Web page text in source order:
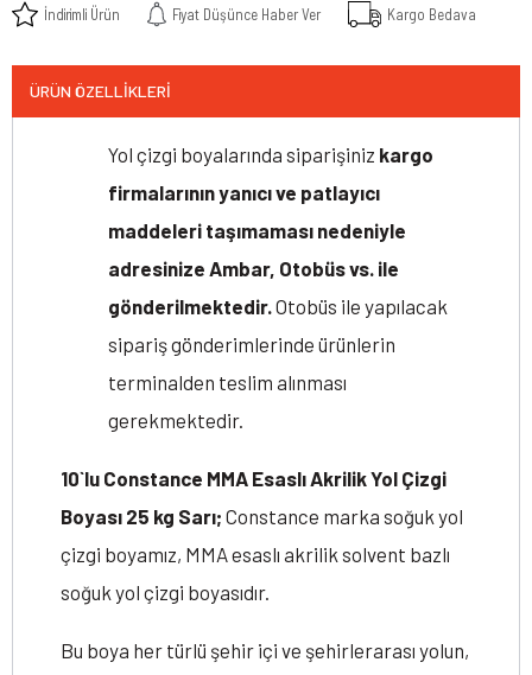
İndirimli Ürün Fiyat Düşünce Haber Ver Kargo Bedava
ÜRÜN ÖZELLIKLERI
Yol çizgi boyalarında siparişiniz kargo
firmalarının yanıcı ve patlayıcı
maddeleri taşımaması nedeniyle
adresinize Ambar, Otobüs vs. ile
gönderilmektedir.Otobüs ile yapılacak
sipariş gönderimlerinde ürünlerin
terminalden teslim alınması
gerekmektedir.
10`lu Constance MMA Esaslı Akrilik Yol Çizgi
Boyası 25 kg Sarı; Constance marka soğuk yol
çizgi boyamız, MMA esaslı akrilik solvent bazlı
soğuk yol çizgi boyasıdır.
Bu boya her türlü şehir içi ve şehirlerarası yolun,